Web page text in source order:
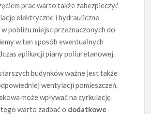
prac warto także zabezpieczyć
elektryczne i hydrauliczne
pobliżu miejsc przeznaczonych do
w ten sposób ewentualnych
aplikacji piany poliuretanowej.
budynków ważne jest także
wentylacji pomieszczeń.
może wpływać na cyrkulację
warto zadbać o dodatkowe